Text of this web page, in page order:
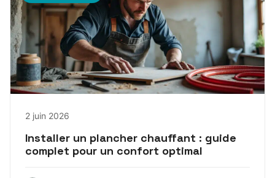
2 juin 2026
Installer un plancher chauffant : guide
complet pour un confort optimal